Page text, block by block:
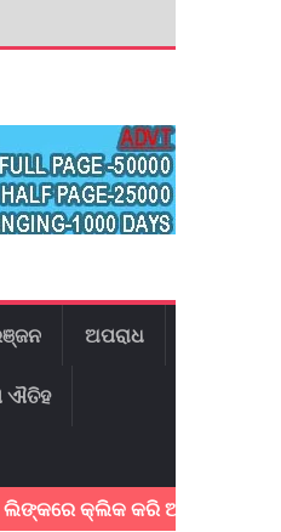
ଅପରାଧ
ଐତିହ
କ୍ଲିକ କରି ଆଜିର ଇ – ପେପର